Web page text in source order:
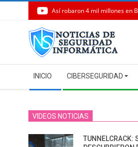
Así robaron 4 mil millones en
Navigation
Menu
INICIO CIBERSEGURIDAD
VIDEOS NOTICIAS
TUNNELCRACK: